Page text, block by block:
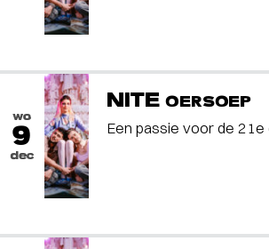
wo
9
dec
NITE OERSOEP
Een passie voor de